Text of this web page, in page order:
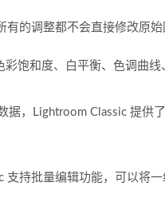
有的调整都不会直接修改原
饱和度、白平衡、色调曲线
，Lightroom Classic 提供
持批量编辑功能，可以将